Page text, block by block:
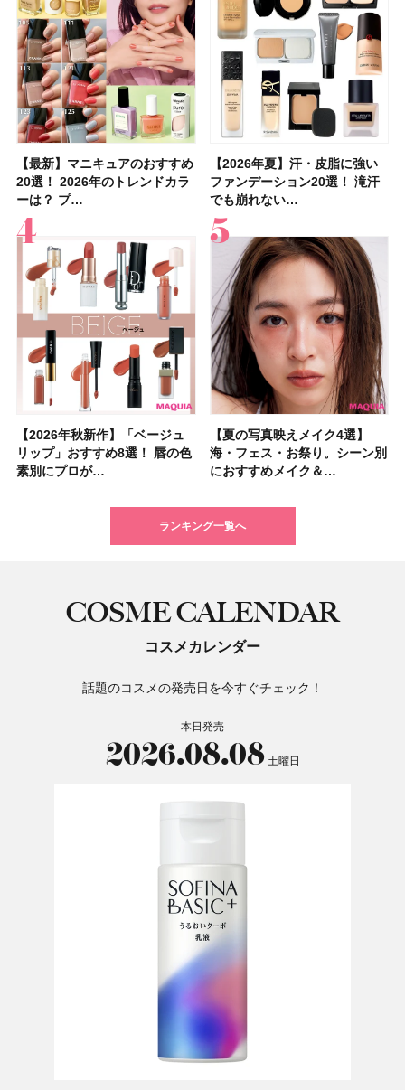
【最新】マニキュアのおすすめ
20選！ 2026年のトレンドカラ
ーは？ プ…
【2026年夏】汗・皮脂に強い
ファンデーション20選！ 滝汗
でも崩れない…
【2026年秋新作】「ベージュ
リップ」おすすめ8選！ 唇の色
素別にプロが…
【夏の写真映えメイク4選】
海・フェス・お祭り。シーン別
におすすめメイク＆…
【石井美保さん】おすすめの
「ブライトニング」11選！ ス
キンケアからサプ…
【クリスマスコフレ2026】ク
リニークのホリデーコフレを一
挙紹介！ 人気…
【2026夏】「シートマスク・
パック」ランキングTOP5！＜
マキアビュー…
【2026夏】「洗顔料」ランキ
ングTOP5！＜マキアビューテ
ィーズが投票…
【最新】マニキュアのおすすめ
20選！ 2026年のトレンドカラ
ーは？ プ…
【2026年夏】汗・皮脂に強い
ファンデーション20選！ 滝汗
でも崩れない…
【2026年秋新作】「ベージュ
リップ」おすすめ8選！ 唇の色
素別にプロが…
【夏の写真映えメイク4選】
海・フェス・お祭り。シーン別
におすすめメイク＆…
【2026年】ボディ用日焼け止
めUVのおすすめ20選！ この夏
注目の人気…
【2026夏】「リップケア」ラ
ンキングTOP5！＜美容マニア
集団・マキア…
【ニベア】美容液リップクリー
ム＆ボディスクラブが新登場！
大人気の色付き…
【石井美保さん・50歳のボディ
ケア愛用品16選】首・手・バス
トのパーツケ…
【2026夏】「歯磨き粉・オー
ラルケア」ランキングTOP5！
＜美容マニア…
【板野友美さんの美活】「最
近、下の歯の矯正を再開したん
です」オーラルケア…
【2026夏】「インナーケア・
サプリ」ランキングTOP5！＜
美容マニア集…
【石井美保さんのおすすめお菓
子＆お茶10選】手土産にもぴっ
たり
【2026年夏】おすすめの髪型
36選！ショート・ボブ・ミディ
アム・ロング…
【2026年夏】小顔に見えるボ
ブの髪型37選！ レイヤー・切
りっぱなしな…
【最新】髪のうねり・広がり・
くせ毛におすすめのシャンプー
17選
【2026年夏】透明感カラーの
髪色おすすめ20選！ ブリーチ
あり・なし別…
【鈴木えみさんの愛用品30選】
コスメ・スキンケア・ヘアケア
etc.お気に…
【無印良品】スキンケア×衣料
素材の最強タッグで実現！ 着
るだけで保湿でき…
【2026年8月の一粒万倍日】お
すすめの開運コスメ＆美容アイ
テム10選！
【読者プレゼント】羽の見えな
いハンディファン
「baramood」を3名様…
【ルナソルアイシャドウ】アイ
カラーレーションN新色・限定
色をイエベ・ブ…
【セザンヌ】「ブライトカラー
シーラー」新色グリーンが8/7
に発売｜既存色…
【ジョー マローン ロンドン】
大人気フレグランス「ウッド
セージ ＆ シ…
先行販売でゲット🧡LUNASOL
アイカラーレーションN 23
Rosy…
ランキング一覧へ
COSME CALENDAR
コスメカレンダー
話題のコスメの発売日を今すぐチェック！
本日発売
2026.08.08土曜日